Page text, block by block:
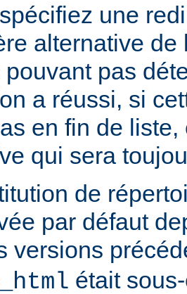
une
alternative de
pouvant pas
a réussi, si
en fin de liste,
qui sera
de
par défaut
versions
était